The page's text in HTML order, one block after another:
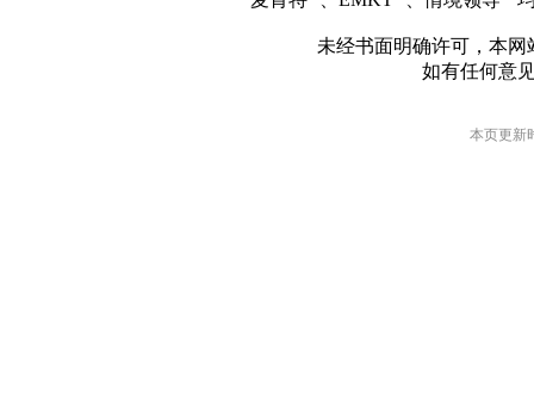
未经书面明确许可，本
如有任何意
本页更新